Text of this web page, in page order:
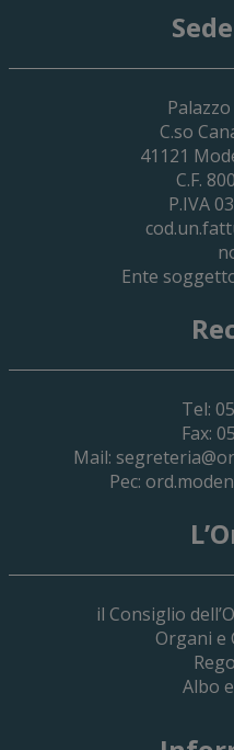
29 Giugno 2026
Cassa
2030
19 Giugno 2026
C.so
41121
C.F.
P.IVA
Ente
Tel:
Fax:
Mail:
Pec:
il Consiglio
Organi e
Albo